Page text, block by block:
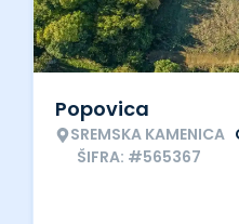
Popovica
SREMSKA KAMENICA
ŠIFRA: #565367